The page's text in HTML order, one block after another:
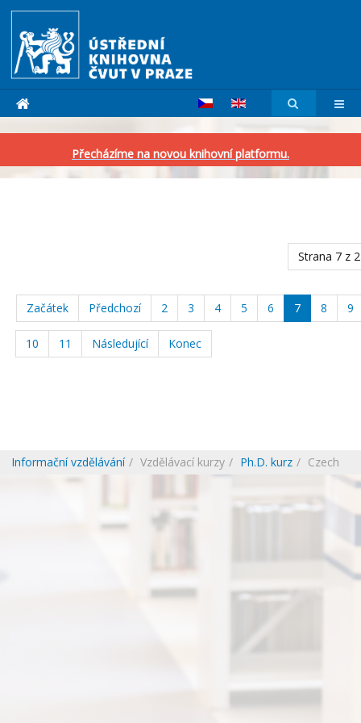
Přecházíme na novou knihovní platformu.
Strana 7 z
Začátek Předchozí 2 3 4 5 6 7 8 9
10 11 Následující Konec
Informační vzdělávání Vzdělávací kurzy Ph.D. kurz Czech